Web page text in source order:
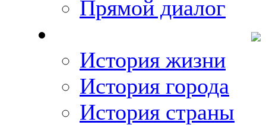
Прямой диалог
История жизни
История города
История страны